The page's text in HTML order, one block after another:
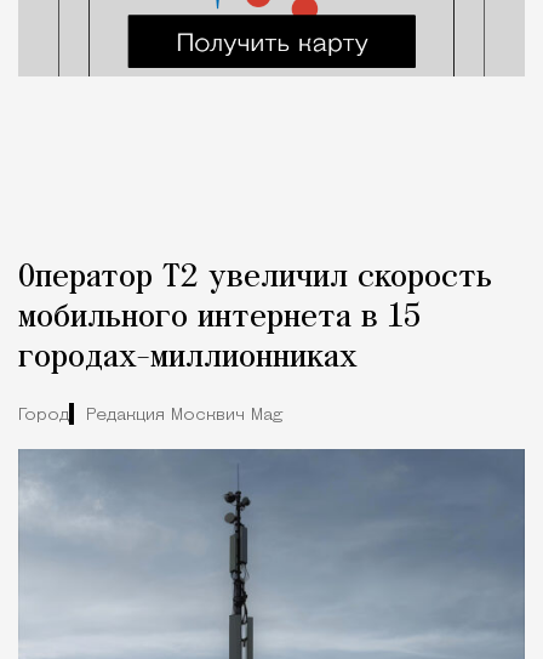
Оператор Т2 увеличил скорость
мобильного интернета в 15
городах-миллионниках
Город Редакция Москвич Mag